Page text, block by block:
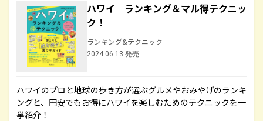
ハワイ ランキング＆マル得テクニッ
ク！
ランキング&テクニック
2024.06.13 発売
ハワイのプロと地球の歩き方が選ぶグルメやおみやげのランキ
ングと、円安でもお得にハワイを楽しむためのテクニックを一
挙紹介！